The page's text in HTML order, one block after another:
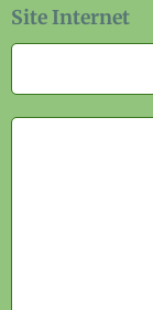
Site Internet